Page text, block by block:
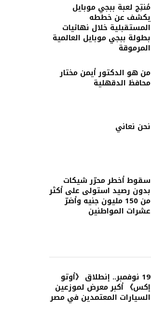
مُنتِج لعبة ببجي موبايل
يكشف عن خططه
المستقبلية خلال نهائيات
بطولة ببجي موبايل العالمية
المرموقة
من هو الدكتور أيمن مختار
محافظ الدقهلية
نحن نعاني
سقوط أخطر محرّر شيكات
بدون رصيد استولى على أكثر
من 150 مليون جنيه وأضرّ
عشرات المواطنين
19 نوفمبر.. إنطلاق 《أوتو
إكس》 أكبر معرض لموزعين
السيارات المعتمدين في مصر